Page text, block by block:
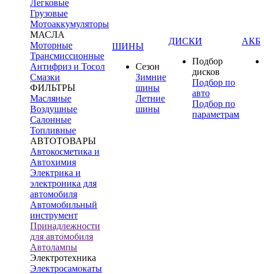
Легковые
Грузовые
Мотоаккумуляторы
МАСЛА
Моторные
Трансмиссионные
Антифриз и Тосол
Смазки
ФИЛЬТРЫ
Масляные
Воздушные
Салонные
Топливные
АВТОТОВАРЫ
Автокосметика и
Автохимия
Электрика и
электроника для
автомобиля
Автомобильный
инструмент
Принадлежности
для автомобиля
Автолампы
Электротехника
Электросамокаты
ШИНЫ
Сезон
Зимние
шины
Летние
шины
ДИСКИ
Подбор
дисков
Подбор по
авто
Подбор по
параметрам
АКБ